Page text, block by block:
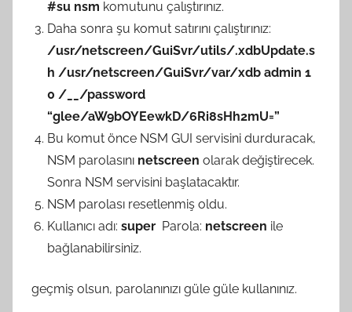
a
r
a
ı
a
n
#su nsm komutunu çalıştırınız.
Daha sonra şu komut satırını çalıştırınız:
/usr/netscreen/GuiSvr/utils/.xdbUpdate.s
h /usr/netscreen/GuiSvr/var/xdb admin 1
0 /__/password
“glee/aW9bOYEewkD/6Ri8sHh2mU=”
Bu komut önce NSM GUI servisini durduracak,
NSM parolasını netscreen olarak değiştirecek.
Sonra NSM servisini başlatacaktır.
NSM parolası resetlenmiş oldu.
Kullanıcı adı: super Parola: netscreen ile
bağlanabilirsiniz.
geçmiş olsun, parolanınızı güle güle kullanınız.